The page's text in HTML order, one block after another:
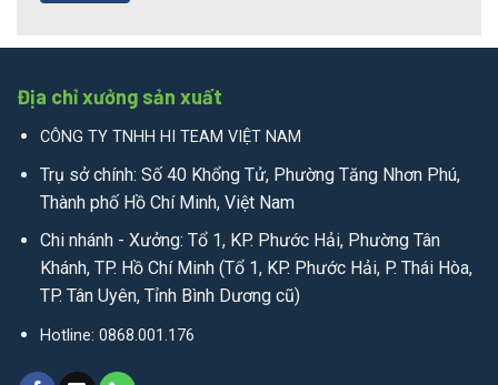
Địa chỉ xưởng sản xuất
CÔNG TY TNHH HI TEAM VIỆT NAM
Trụ sở chính: Số 40 Khổng Tử, Phường Tăng Nhơn Phú,
Thành phố Hồ Chí Minh, Việt Nam
Chi nhánh - Xưởng: Tổ 1, KP. Phước Hải, Phường Tân
Khánh, TP. Hồ Chí Minh (Tổ 1, KP. Phước Hải, P. Thái Hòa,
TP. Tân Uyên, Tỉnh Bình Dương cũ)
Hotline: 0868.001.176